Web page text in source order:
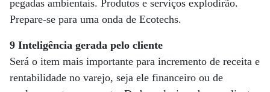
pegadas ambientais. Produtos e serviços explodirão.
Prepare-se para uma onda de Ecotechs.
9 Inteligência gerada pelo cliente
Será o item mais importante para incremento de receita e
rentabilidade no varejo, seja ele financeiro ou de